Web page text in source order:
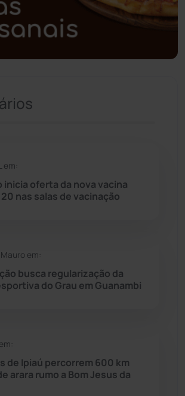
(03)
Jânio Qu... (125)
Laranjeiras (96)
Baiano
em:
inicia oferta da nova vacina
nas salas de vacinação
em:
busca regularização da
do Grau em Guanambi
de Ipiaú percorrem 600 km
arara rumo a Bom Jesus da